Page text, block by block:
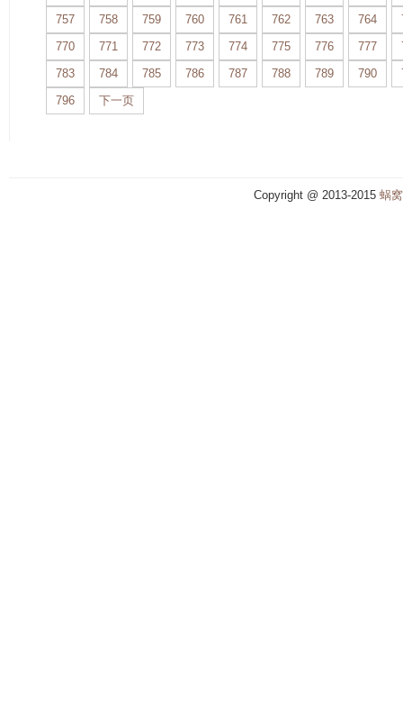
757
758 759 760 761 762 763 764
770
771 772 773 774 775 776 777
783
784 785 786 787 788 789 790
796
下一页
Copyright @ 2013-2015 蜗